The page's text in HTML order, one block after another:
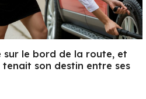
sur le bord de la route, et
tenait son destin entre ses